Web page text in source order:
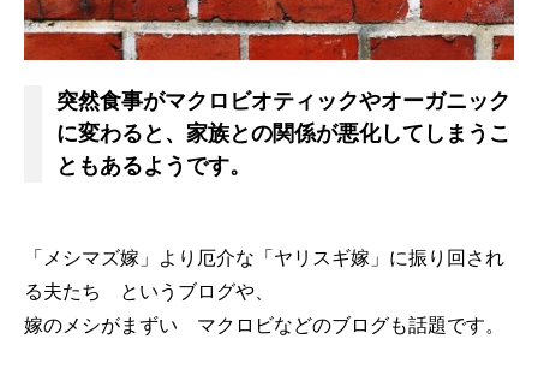
突然食事がマクロビオティックやオーガニック
に変わると、家族との関係が悪化してしまうこ
ともあるようです。
「メシマズ嫁」より厄介な「ヤリスギ嫁」に振り回され
る夫たち というブログや、
嫁のメシがまずい マクロビなどのブログも話題です。